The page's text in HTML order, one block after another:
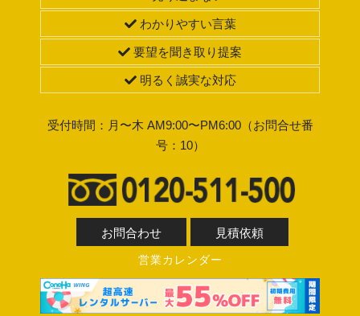
わかりやすい言葉
要望を聞き取り提案
明るく誠実な対応
受付時間：月〜木 AM9:00〜PM6:00（お問合せ番
号：10）
お問合わせ 見積依頼
営業カレンダー